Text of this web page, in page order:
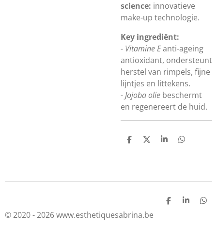
science: innovatieve
make-up technologie.
Key ingrediënt:
- Vitamine Eanti-ageing
antioxidant, ondersteunt
herstel van rimpels, fijne
lijntjes en littekens.
-Jojoba olie beschermt
en regenereert de huid.
D
D
S
D
D
S
D
© 2020 - 2026 www.esthetiquesabrina.be